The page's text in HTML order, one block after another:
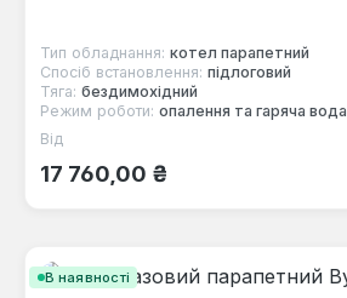
Тип обладнання: котел парапетний
Спосіб встановлення: підлоговий
Тяга: бездимохідний
Режим роботи: опалення та гаряча вода
Звичайна ціна:
Від
17 760,00 ₴
В наявності